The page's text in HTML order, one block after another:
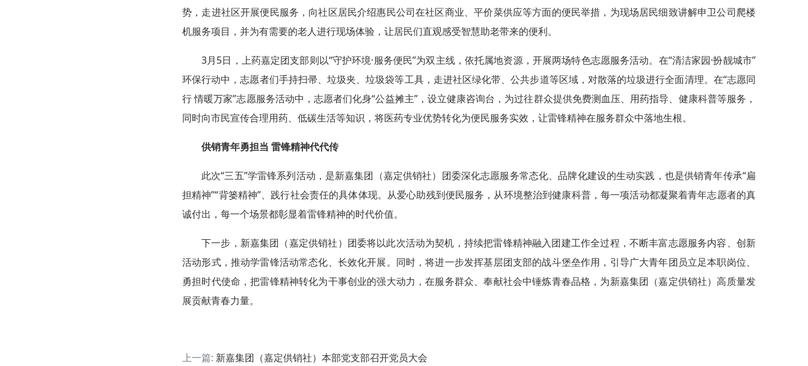
势，走进社区开展便民服务，向社区居民介绍惠民公司在社区商业、平价菜供应等方面的便民举措，为现场居民细致讲解申卫公司爬楼
机服务项目，并为有需要的老人进行现场体验，让居民们直观感受智慧助老带来的便利。
3月5日，上药嘉定团支部则以“守护环境·服务便民”为双主线，依托属地资源，开展两场特色志愿服务活动。在“清洁家园·扮靓城市”
环保行动中，志愿者们手持扫帚、垃圾夹、垃圾袋等工具，走进社区绿化带、公共步道等区域，对散落的垃圾进行全面清理。在“志愿同
行 情暖万家”志愿服务活动中，志愿者们化身“公益摊主”，设立健康咨询台，为过往群众提供免费测血压、用药指导、健康科普等服务，
同时向市民宣传合理用药、低碳生活等知识，将医药专业优势转化为便民服务实效，让雷锋精神在服务群众中落地生根。
供销青年勇担当 雷锋精神代代传
此次“三五”学雷锋系列活动，是新嘉集团（嘉定供销社）团委深化志愿服务常态化、品牌化建设的生动实践，也是供销青年传承“扁
担精神”“背篓精神”、践行社会责任的具体体现。从爱心助残到便民服务，从环境整治到健康科普，每一项活动都凝聚着青年志愿者的真
诚付出，每一个场景都彰显着雷锋精神的时代价值。
下一步，新嘉集团（嘉定供销社）团委将以此次活动为契机，持续把雷锋精神融入团建工作全过程，不断丰富志愿服务内容、创新
活动形式，推动学雷锋活动常态化、长效化开展。同时，将进一步发挥基层团支部的战斗堡垒作用，引导广大青年团员立足本职岗位、
勇担时代使命，把雷锋精神转化为干事创业的强大动力，在服务群众、奉献社会中锤炼青春品格，为新嘉集团（嘉定供销社）高质量发
展贡献青春力量。
上一篇: 新嘉集团（嘉定供销社）本部党支部召开党员大会